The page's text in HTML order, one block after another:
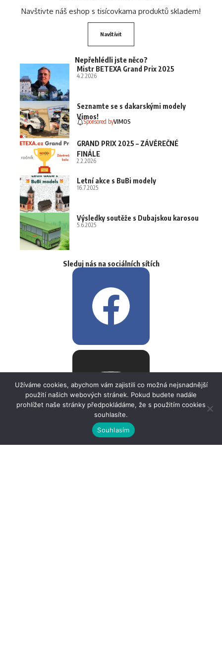
Navštivte náš eshop s tisícovkama produktů skladem!
Navštívit
Nepřehlédli jste něco?
Mistr BETEXA Grand Prix 2025
4.2.2026
Seznamte se s dakarskými modely
Vimos!
Sponsored byVIMOS
GRAND PRIX 2025 – ZÁVĚREČNÉ
FINÁLE
2.2.2026
Letní akce s BuBi modely
16.7.2025
Výsledky soutěže s Dubajskou karosou
5.6.2025
Sleduj nás na sociálních sítích
Užíváme cookies, abychom vám zajistili co možná nejsnadnější
použití našich webových stránek. Pokud budete nadále
prohlížet naše stránky předpokládáme, že s použitím cookies
souhlasíte.
Souhlasím